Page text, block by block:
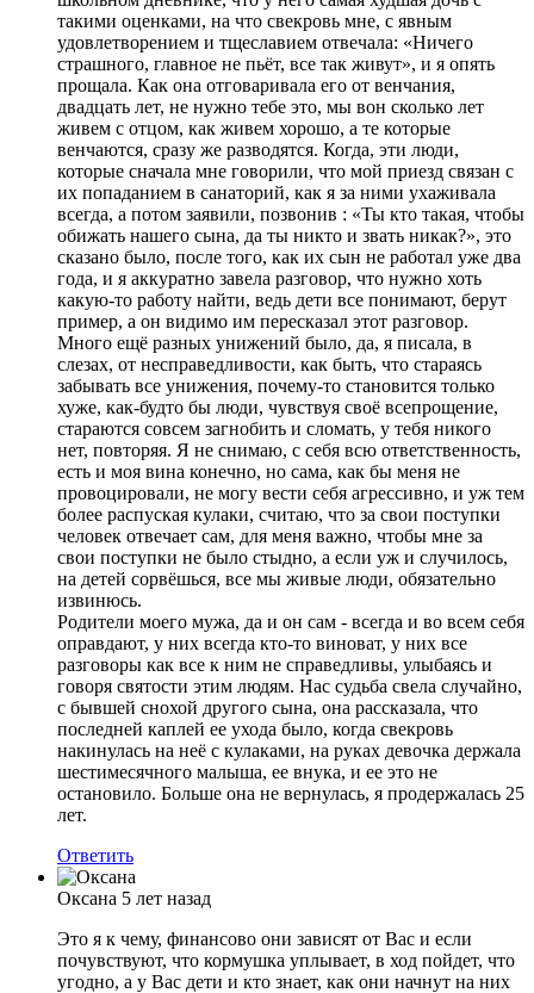
такими оценками, на что свекровь мне, с явным
удовлетворением и тщеславием отвечала: «Ничего
страшного, главное не пьёт, все так живут», и я опять
прощала. Как она отговаривала его от венчания,
двадцать лет, не нужно тебе это, мы вон сколько лет
живем с отцом, как живем хорошо, а те которые
венчаются, сразу же разводятся. Когда, эти люди,
которые сначала мне говорили, что мой приезд связан с
их попаданием в санаторий, как я за ними ухаживала
всегда, а потом заявили, позвонив : «Ты кто такая, чтобы
обижать нашего сына, да ты никто и звать никак?», это
сказано было, после того, как их сын не работал уже два
года, и я аккуратно завела разговор, что нужно хоть
какую-то работу найти, ведь дети все понимают, берут
пример, а он видимо им пересказал этот разговор.
Много ещё разных унижений было, да, я писала, в
слезах, от несправедливости, как быть, что стараясь
забывать все унижения, почему-то становится только
хуже, как-будто бы люди, чувствуя своё всепрощение,
стараются совсем загнобить и сломать, у тебя никого
нет, повторяя. Я не снимаю, с себя всю ответственность,
есть и моя вина конечно, но сама, как бы меня не
провоцировали, не могу вести себя агрессивно, и уж тем
более распуская кулаки, считаю, что за свои поступки
человек отвечает сам, для меня важно, чтобы мне за
свои поступки не было стыдно, а если уж и случилось,
на детей сорвёшься, все мы живые люди, обязательно
извинюсь.
Родители моего мужа, да и он сам - всегда и во всем себя
оправдают, у них всегда кто-то виноват, у них все
разговоры как все к ним не справедливы, улыбаясь и
говоря святости этим людям. Нас судьба свела случайно,
с бывшей снохой другого сына, она рассказала, что
последней каплей ее ухода было, когда свекровь
накинулась на неё с кулаками, на руках девочка держала
шестимесячного малыша, ее внука, и ее это не
остановило. Больше она не вернулась, я продержалась 25
лет.
Ответить
Оксана 5 лет назад
Это я к чему, финансово они зависят от Вас и если
почувствуют, что кормушка уплывает, в ход пойдет, что
угодно, а у Вас дети и кто знает, как они начнут на них